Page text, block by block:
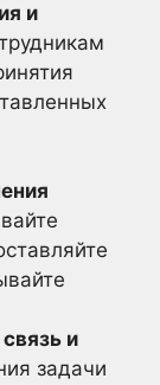
и
и
задачи